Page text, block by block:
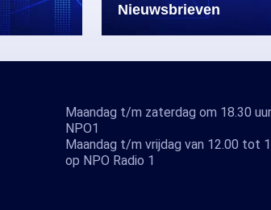
Nieuwsbrieven
Maandag t/m zaterdag om 18.30
NPO1
Maandag t/m vrijdag van 12.00 tot
op NPO Radio 1